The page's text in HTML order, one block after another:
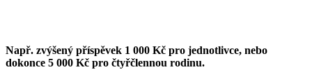
Např. zvýšený příspěvek 1 000 Kč pro jednotlivce, nebo
dokonce 5 000 Kč pro čtyřčlennou rodinu.